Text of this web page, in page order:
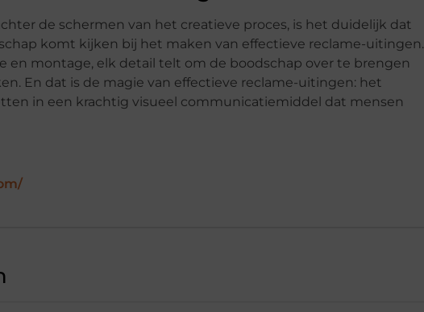
de schermen van het creatieve proces, is het duidelijk dat
komt kijken bij het maken van effectieve reclame-uitingen.
en montage, elk detail telt om de boodschap over te brengen
En dat is de magie van effectieve reclame-uitingen: het
in een krachtig visueel communicatiemiddel dat mensen